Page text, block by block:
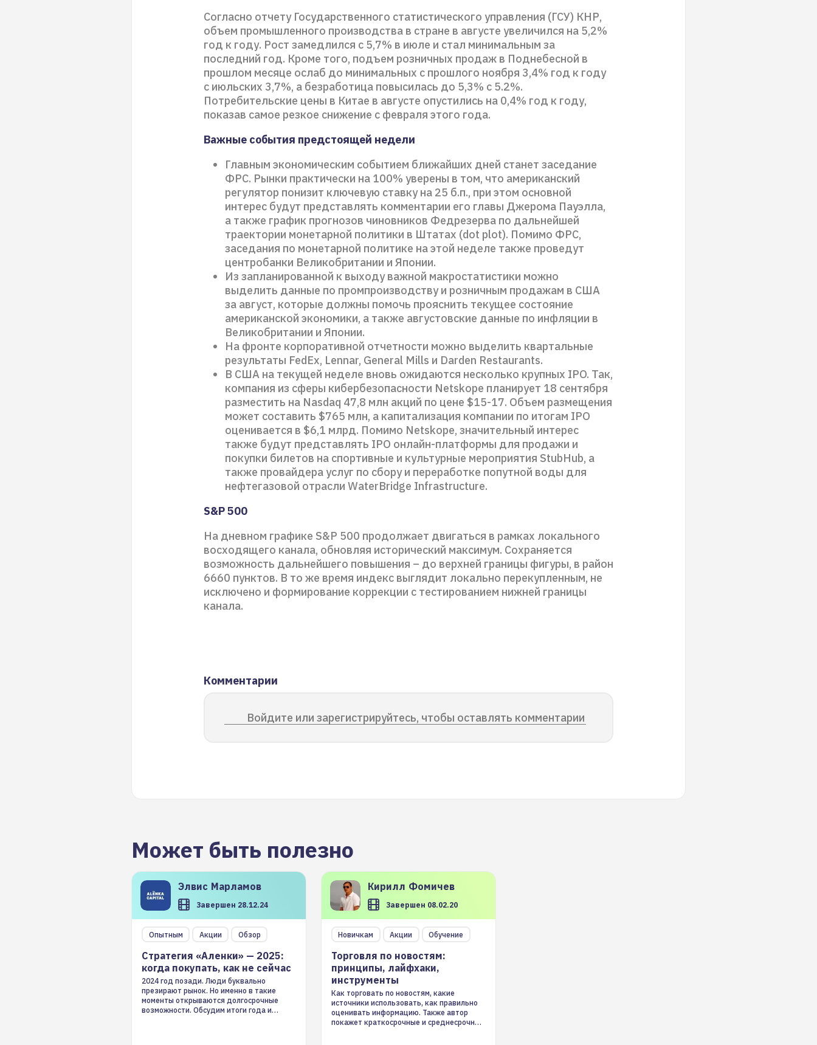
Согласно отчету Государственного статистического управления (ГСУ) КНР,
объем промышленного производства в стране в августе увеличился на 5,2%
год к году. Рост замедлился с 5,7% в июле и стал минимальным за
последний год. Кроме того, подъем розничных продаж в Поднебесной в
прошлом месяце ослаб до минимальных с прошлого ноября 3,4% год к году
с июльских 3,7%, а безработица повысилась до 5,3% с 5.2%.
Потребительские цены в Китае в августе опустились на 0,4% год к году,
показав самое резкое снижение с февраля этого года.
Важные события предстоящей недели
Главным экономическим событием ближайших дней станет заседание
ФРС. Рынки практически на 100% уверены в том, что американский
регулятор понизит ключевую ставку на 25 б.п., при этом основной
интерес будут представлять комментарии его главы Джерома Пауэлла,
а также график прогнозов чиновников Федрезерва по дальнейшей
траектории монетарной политики в Штатах (dot plot). Помимо ФРС,
заседания по монетарной политике на этой неделе также проведут
центробанки Великобритании и Японии.
Из запланированной к выходу важной макростатистики можно
выделить данные по промпроизводству и розничным продажам в США
за август, которые должны помочь прояснить текущее состояние
американской экономики, а также августовские данные по инфляции в
Великобритании и Японии.
На фронте корпоративной отчетности можно выделить квартальные
результаты FedEx, Lennar, General Mills и Darden Restaurants.
В США на текущей неделе вновь ожидаются несколько крупных IPO. Так,
компания из сферы кибербезопасности Netskope планирует 18 сентября
разместить на Nasdaq 47,8 млн акций по цене $15-17. Объем размещения
может составить $765 млн, а капитализация компании по итогам IPO
оценивается в $6,1 млрд. Помимо Netskope, значительный интерес
также будут представлять IPO онлайн-платформы для продажи и
покупки билетов на спортивные и культурные мероприятия StubHub, а
также провайдера услуг по сбору и переработке попутной воды для
нефтегазовой отрасли WaterBridge Infrastructure.
S&P 500
На дневном графике S&P 500 продолжает двигаться в рамках локального
восходящего канала, обновляя исторический максимум. Сохраняется
возможность дальнейшего повышения – до верхней границы фигуры, в район
6660 пунктов. В то же время индекс выглядит локально перекупленным, не
исключено и формирование коррекции с тестированием нижней границы
канала.
Комментарии
Войдите или зарегистрируйтесь, чтобы оставлять комментарии
Может быть полезно
Элвис Марламов
Завершен 28.12.24
Опытным Акции Обзор
Стратегия «Аленки» — 2025:
когда покупать, как не сейчас
2024 год позади. Люди буквально
презирают рынок. Но именно в такие
моменты открываются долгосрочные
возможности. Обсудим итоги года и
Кирилл Фомичев
Завершен 08.02.20
Новичкам Акции Обучение
Торговля по новостям:
принципы, лайфхаки,
инструменты
Как торговать по новостям, какие
источники использовать, как правильно
оценивать информацию. Также автор
покажет краткосрочные и среднесрочные